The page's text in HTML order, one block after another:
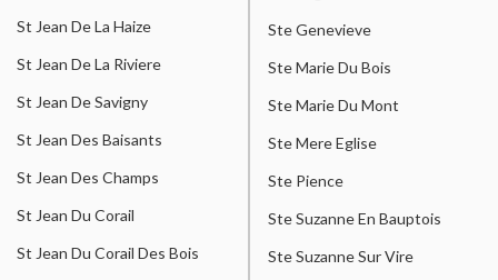
St Jean De La Haize
St Jean De La Riviere
St Jean De Savigny
St Jean Des Baisants
St Jean Des Champs
St Jean Du Corail
St Jean Du Corail Des Bois
Ste Genevieve
Ste Marie Du Bois
Ste Marie Du Mont
Ste Mere Eglise
Ste Pience
Ste Suzanne En Bauptois
Ste Suzanne Sur Vire